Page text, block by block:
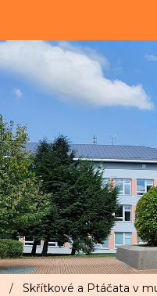
/ Skřítkové a Ptáčata v